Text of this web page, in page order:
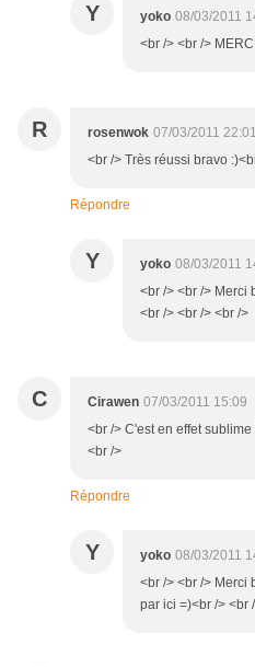
Y yoko 08/03/2011
<br /> <br />
R rosenwok 07/03/2011 22:01
<br /> Très réussi bravo
Répondre
Y yoko 08/03/2011
<br /> <br /> Merci
<br /> <br /> <br />
C Cirawen 07/03/2011 15:09
<br /> C'est en effet
<br />
Répondre
Y yoko 08/03/2011
<br /> <br /> Merci
par ici =)<br /> <br